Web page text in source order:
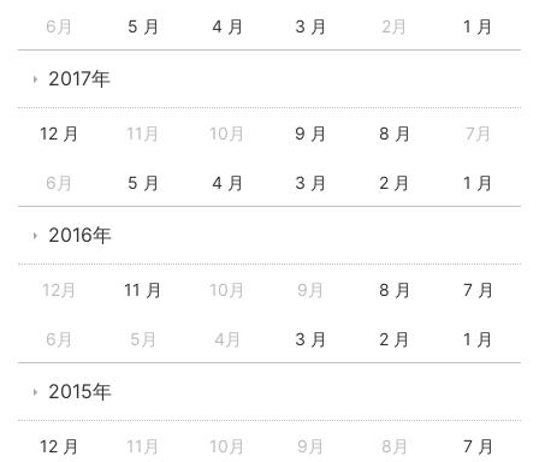
6月 5 月 4 月 3 月 2月 1 月
2017年
12 月 11月 10月 9 月 8 月 7月
6月 5 月 4 月 3 月 2 月 1 月
2016年
12月 11 月 10月 9月 8 月 7 月
6月 5月 4月 3 月 2 月 1 月
2015年
12 月 11月 10月 9月 8月 7 月